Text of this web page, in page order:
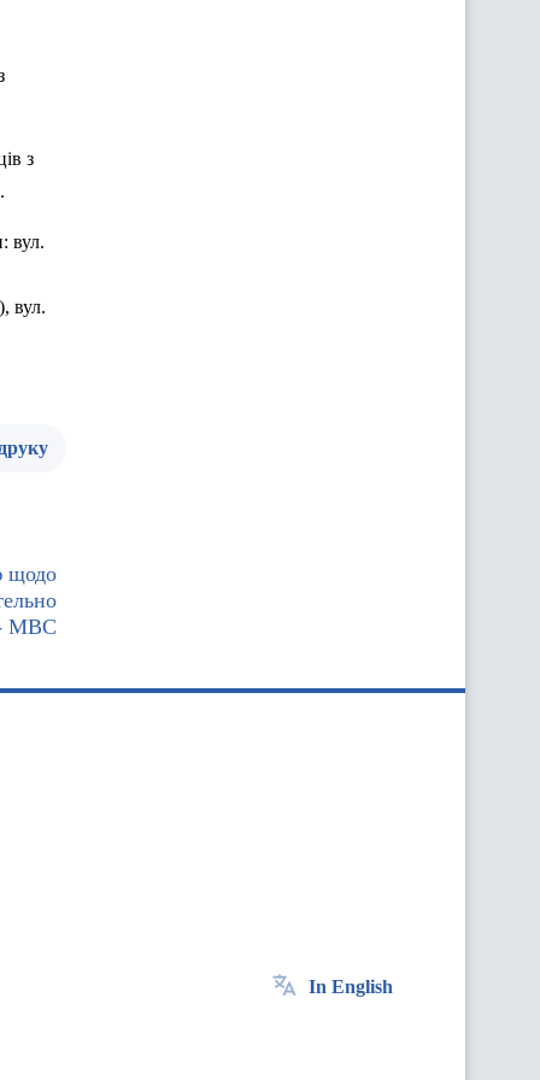
з
вул.
), вул.
щодо
- МВС
In English